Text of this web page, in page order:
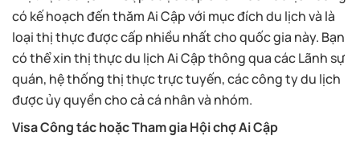
có kế hoạch đến thăm Ai Cập với mục đích du lịch và là
loại thị thực được cấp nhiều nhất cho quốc gia này. Bạn
có thể xin thị thực du lịch Ai Cập thông qua các Lãnh sự
quán, hệ thống thị thực trực tuyến, các công ty du lịch
được ủy quyền cho cả cá nhân và nhóm.
Visa Công tác hoặc Tham gia Hội chợ Ai Cập